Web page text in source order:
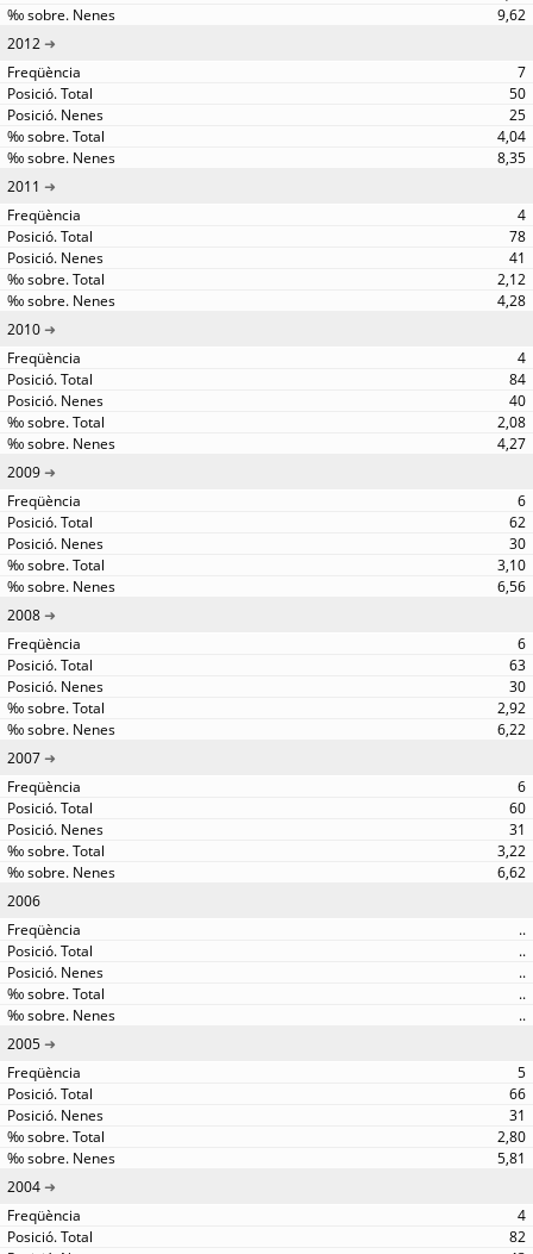
9,62
2012
7
50
25
4,04
8,35
2011
4
78
41
2,12
4,28
2010
4
84
40
2,08
4,27
2009
6
62
30
3,10
6,56
2008
6
63
30
2,92
6,22
2007
6
60
31
3,22
6,62
2006
..
..
..
..
..
2005
5
66
31
2,80
5,81
2004
4
82